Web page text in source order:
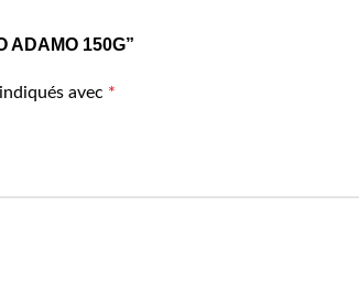
ADAMO 150G”
avec *